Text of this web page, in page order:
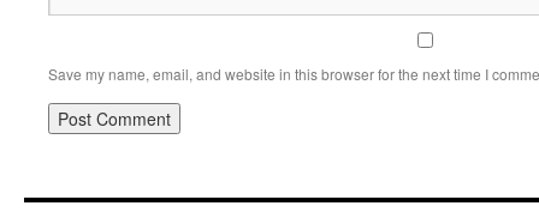
Save my name, email, and website in this browser for the next time I